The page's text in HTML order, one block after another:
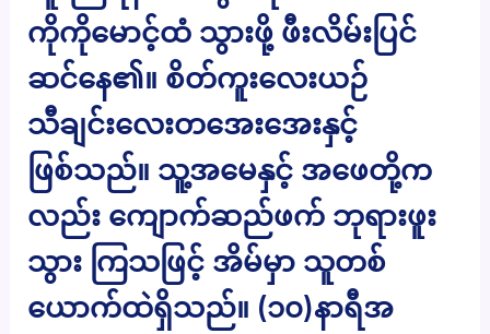
ကိုကိုမောင့်ထံ သွားဖို့ ဖီးလိမ်းပြင်
ဆင်နေ၏။ စိတ်ကူးလေးယဉ်
သီချင်းလေးတအေးအေးနှင့်
ဖြစ်သည်။ သူ့အမေနှင့် အဖေတို့က
လည်း ကျောက်ဆည်ဖက် ဘုရားဖူး
သွား ကြသဖြင့် အိမ်မှာ သူတစ်
ယောက်ထဲရှိသည်။ (၁၀)နာရီအ